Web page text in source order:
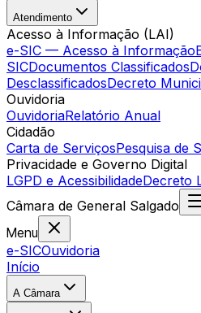
Atendimento
Acesso à Informação (LAI)
e-SIC — Acesso à Informação
SICDocumentos Classificados
DesclassificadosDecreto
Ouvidoria
OuvidoriaRelatório Anual
Cidadão
Carta de ServiçosPesquisa de
Privacidade e Governo Digital
LGPD e AcessibilidadeDecreto
Câmara de General Salgado
Menu
e-SICOuvidoria
Início
A Câmara